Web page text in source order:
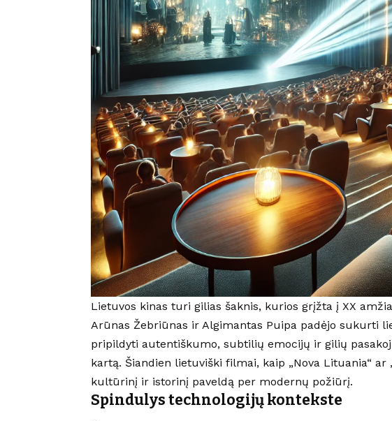
Lietuvos kinas turi gilias šaknis, kurios grįžta į XX
Arūnas Žebriūnas ir Algimantas Puipa padėjo sukurti
pripildyti autentiškumo, subtilių emocijų ir gilių
kartą. Šiandien lietuviški filmai, kaip „Nova Lituania“ ar
kultūrinį ir istorinį paveldą per modernų požiūrį.
Spindulys technologijų kontekste